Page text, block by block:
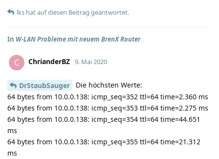
lks hatauf diesen Beitrag geantwortet.
In W-LAN Probleme mit neuem BrenX Router
C ChrianderBZ 9. Mai 2020
DrStaubSauger
Die höchsten Werte:
64 bytes from 10.0.0.138: icmp_seq=352 ttl=64 time=2.360 ms
64 bytes from 10.0.0.138: icmp_seq=353 ttl=64 time=2.275 ms
64 bytes from 10.0.0.138: icmp_seq=354 ttl=64 time=44.651
ms
64 bytes from 10.0.0.138: icmp_seq=355 ttl=64 time=21.312
ms